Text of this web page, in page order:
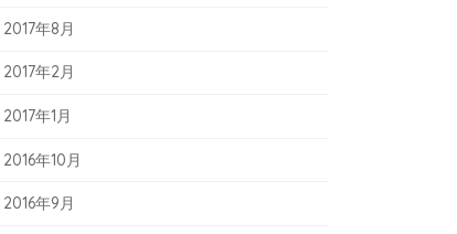
2017年8月
2017年2月
2017年1月
2016年10月
2016年9月